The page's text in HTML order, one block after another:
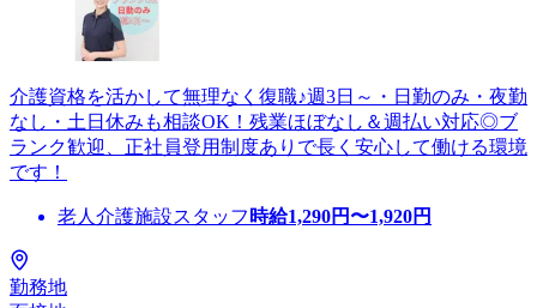
介護資格を活かして無理なく復職♪週3日～・日勤のみ・夜勤
なし・土日休みも相談OK！残業ほぼなし＆週払い対応◎ブ
ランク歓迎、正社員登用制度ありで長く安心して働ける環境
です！
老人介護施設スタッフ 時給1,290円〜1,920円
勤務地